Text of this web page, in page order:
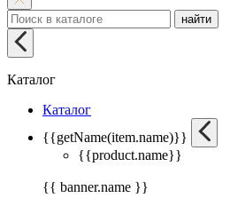
найти
Каталог
Каталог
{{getName(item.name)}}
{{product.name}}
{{ banner.name }}